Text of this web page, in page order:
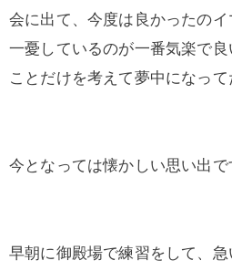
会に出て、今度は良かったの
一憂しているのが一番気楽で
ことだけを考えて夢中になって
今となっては懐かしい思い出で
早朝に御殿場で練習をして、